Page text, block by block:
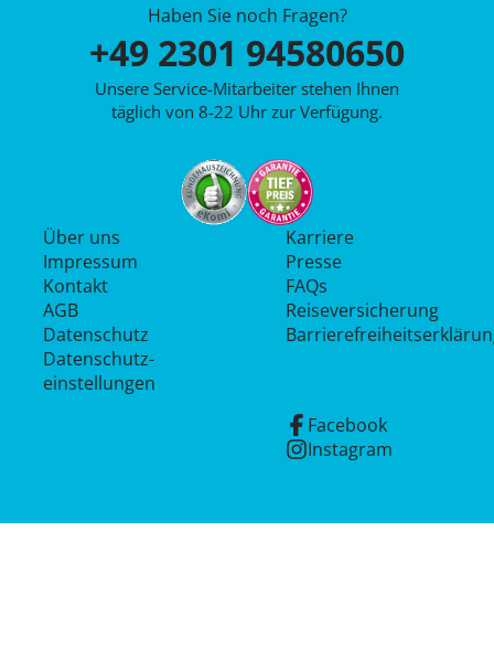
Haben Sie noch Fragen?
+49 2301 94580650
Unsere Service-Mitarbeiter stehen Ihnen
täglich von 8-22 Uhr zur Verfügung.
Über uns
Impressum
Kontakt
AGB
Datenschutz
Datenschutz­
einstellungen
Karriere
Presse
FAQs
Reiseversicherung
Facebook
Instagram